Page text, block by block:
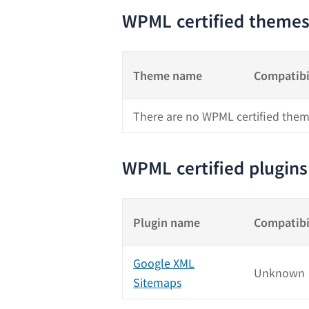
WPML certified themes
Theme name
There are no WPML certified
WPML certified plugins
Plugin name
Google XML
Sitemaps
Unknown